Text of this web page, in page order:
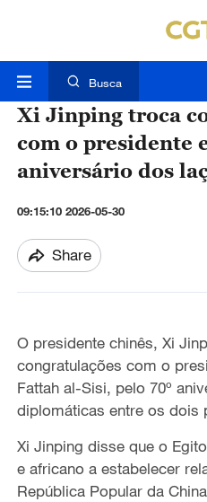
Busca
Xi Jinping troca
com o presidente
aniversário dos
09:15:10 2026-05-30
Share
O presidente chinês, Xi
congratulações com o
Fattah al-Sisi, pelo 70º
diplomáticas entre os dois
Xi Jinping disse que o
e africano a estabelecer
República Popular da